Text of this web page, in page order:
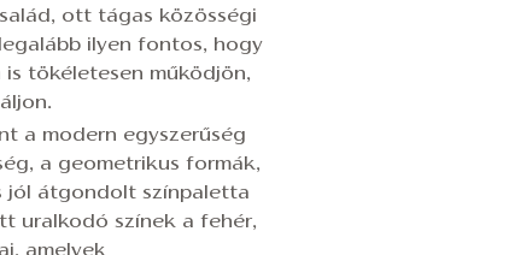
ott tágas közösségi
ilyen fontos, hogy
tökéletesen működjön,
a modern egyszerűség
a geometrikus formák,
jól átgondolt színpaletta
uralkodó színek a fehér,